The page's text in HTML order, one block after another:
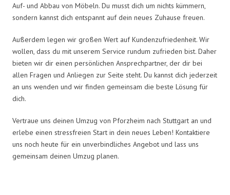
Auf- und Abbau von Möbeln. Du musst dich um nichts kümmern,
sondern kannst dich entspannt auf dein neues Zuhause freuen.
Außerdem legen wir großen Wert auf Kundenzufriedenheit. Wir
wollen, dass du mit unserem Service rundum zufrieden bist. Daher
bieten wir dir einen persönlichen Ansprechpartner, der dir bei
allen Fragen und Anliegen zur Seite steht. Du kannst dich jederzeit
an uns wenden und wir finden gemeinsam die beste Lösung für
dich.
Vertraue uns deinen Umzug von Pforzheim nach Stuttgart an und
erlebe einen stressfreien Start in dein neues Leben! Kontaktiere
uns noch heute für ein unverbindliches Angebot und lass uns
gemeinsam deinen Umzug planen.